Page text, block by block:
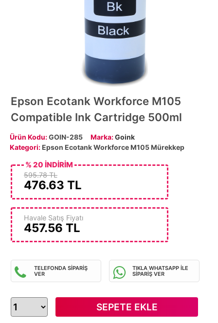
Epson Ecotank Workforce M105
Compatible Ink Cartridge 500ml
Ürün Kodu:GOIN-285 Marka:Goink
Kategori: Epson Ecotank Workforce M105 Mürekkep
595.78 TL
476.63 TL
% 20 İNDİRİM
Havale Satış Fiyatı
457.56 TL
TELEFONDA SİPARİŞ
VER
TIKLA WHATSAPP İLE
SİPARİŞ VER
SEPETE EKLE